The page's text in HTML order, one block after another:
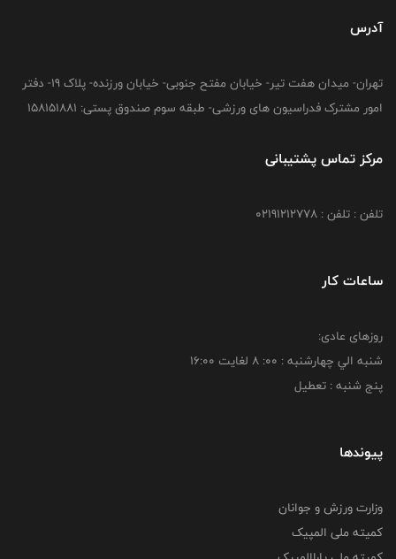
آدرس
تهران- میدان هفت تیر- خیابان مفتح جنوبی- خیابان ورزنده- پلاک 19- دفتر
امور مشترک فدراسیون های ورزشی- طبقه سوم صندوق پستی: 158151881
مرکز تماس پشتیبانی
تلفن : تلفن : 02191212778
ساعات کار
روزهای عادی:
شنبه الي چهارشنبه : 00: 8 لغايت 16:00
پنج شنبه : تعطیل
پیوندها
وزارت ورزش و جوانان
کمیته ملی المپیک